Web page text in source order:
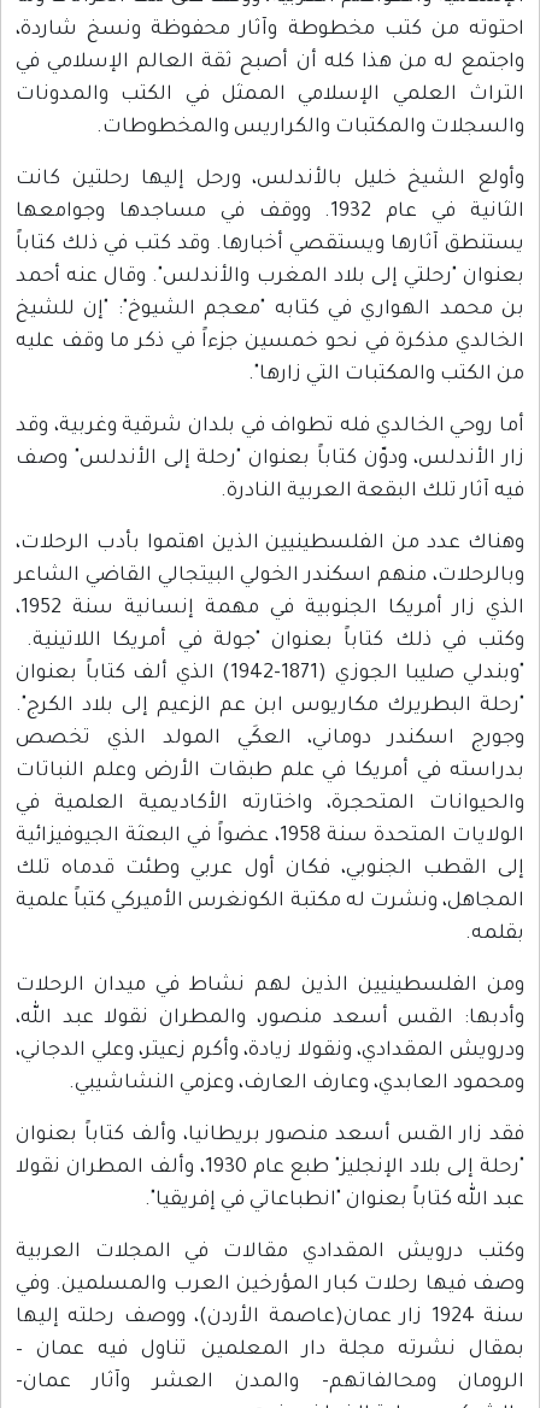
احتوته من كتب مخطوطة وآثار محفوظة ونسخ شاردة،
واجتمع له من هذا كله أن أصبح ثقة العالم الإسلامي في
التراث العلمي الإسلامي الممثل في الكتب والمدونات
والسجلات والمكتبات والكراريس والمخطوطات.
وأولع الشيخ خليل بالأندلس، ورحل إليها رحلتين كانت
الثانية في عام 1932. ووقف في مساجدها وجوامعها
يستنطق آثارها ويستقصي أخبارها. وقد كتب في ذلك كتاباً
بعنوان "رحلتي إلى بلاد المغرب والأندلس". وقال عنه أحمد
بن محمد الهواري في كتابه "معجم الشيوخ": "إن للشيخ
الخالدي مذكرة في نحو خمسين جزءاً في ذكر ما وقف عليه
من الكتب والمكتبات التي زارها".
أما روحي الخالدي فله تطواف في بلدان شرقية وغربية، وقد
زار الأندلس، ودوّن كتاباً بعنوان "رحلة إلى الأندلس" وصف
فيه آثار تلك البقعة العربية النادرة.
وهناك عدد من الفلسطينيين الذين اهتموا بأدب الرحلات،
وبالرحلات، منهم اسكندر الخولي البيتجالي القاضي الشاعر
الذي زار أمريكا الجنوبية في مهمة إنسانية سنة 1952،
وكتب في ذلك كتاباً بعنوان "جولة في أمريكا اللاتينية.
"وبندلي صليبا الجوزي (1871-1942) الذي ألف كتاباً بعنوان
"رحلة البطريرك مكاريوس ابن عم الزعيم إلى بلاد الكرج".
وجورج اسكندر دوماني، العكَي المولد الذي تخصص
بدراسته في أمريكا في علم طبقات الأرض وعلم النباتات
والحيوانات المتحجرة، واختارته الأكاديمية العلمية في
الولايات المتحدة سنة 1958، عضواً في البعثة الجيوفيزائية
إلى القطب الجنوبي، فكان أول عربي وطئت قدماه تلك
المجاهل، ونشرت له مكتبة الكونغرس الأميركي كتباً علمية
بقلمه.
ومن الفلسطينيين الذين لهم نشاط في ميدان الرحلات
وأدبها: القس أسعد منصور، والمطران نقولا عبد الله،
ودرويش المقدادي، ونقولا زيادة، وأكرم زعيتر، وعلي الدجاني،
ومحمود العابدي، وعارف العارف، وعزمي النشاشيبي.
فقد زار القس أسعد منصور بريطانيا، وألف كتاباً بعنوان
"رحلة إلى بلاد الإنجليز" طبع عام 1930، وألف المطران نقولا
عبد الله كتاباً بعنوان "انطباعاتي في إفريقيا".
وكتب درويش المقدادي مقالات في المجلات العربية
وصف فيها رحلات كبار المؤرخين العرب والمسلمين. وفي
سنة 1924 زار عمان(عاصمة الأردن)، ووصف رحلته إليها
بمقال نشرته مجلة دار المعلمين تناول فيه عمان –
الرومان ومحالفاتهم- والمدن العشر وآثار عمان-